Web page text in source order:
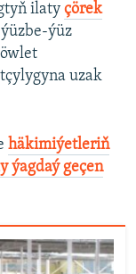
ilaty çörek
ýüz
uzak
häkimiýetleriň
ýagdaý geçen